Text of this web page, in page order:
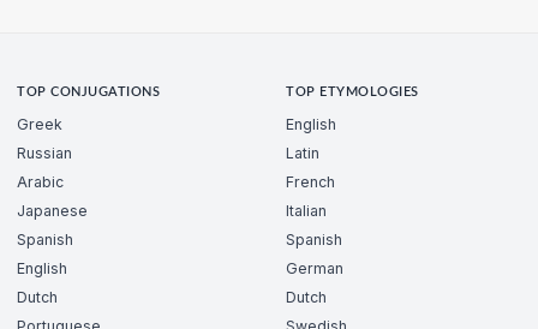
TOP CONJUGATIONS
Greek
Russian
Arabic
Japanese
Spanish
English
Dutch
TOP ETYMOLOGIES
English
Latin
French
Italian
Spanish
German
Dutch